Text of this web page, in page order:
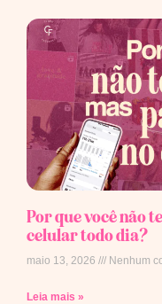
Por que você não
celular todo dia?
maio 13, 2026 Nenhum
Leia mais »